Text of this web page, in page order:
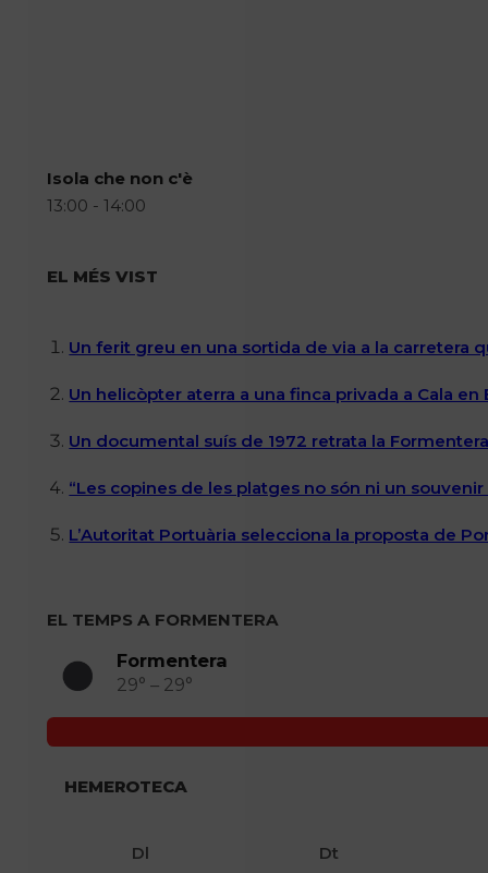
Isola che non c'è
13:00 - 14:00
EL MÉS VIST
Un ferit greu en una sortida de via a la carretera
Un helicòpter aterra a una finca privada a Cala
Un documental suís de 1972 retrata la
“Les copines de les platges no són ni un
L’Autoritat Portuària selecciona la proposta de
EL TEMPS A FORMENTERA
Formentera
29° – 29°
HEMEROTECA
Dl Dt